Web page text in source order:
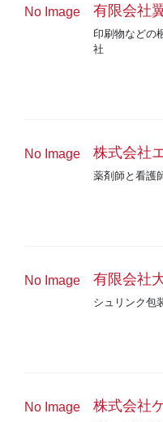
No Image 有限会社
印刷物などの
社
No Image 株式会社
薬剤師と看護
No Image 有限会社
シュリンク包
No Image 株式会社